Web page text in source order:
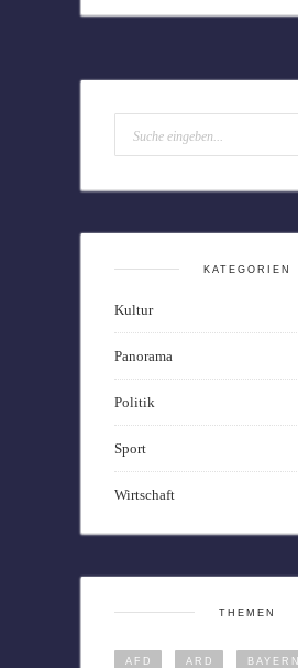
KATEGORIEN
Kultur
Panorama
Politik
Sport
Wirtschaft
THEMEN
AFD ARD BAYERN